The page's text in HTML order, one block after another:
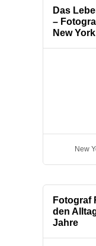
Das
–
New
New
Fotograf
den
Jahre